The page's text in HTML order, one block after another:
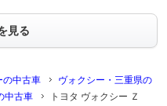
見る
の中古車
ヴォクシー・三重県の
中古車
トヨタ ヴォクシー Ｚ